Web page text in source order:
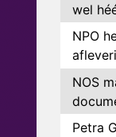
wel
NPO
Peter
NOS
Petra